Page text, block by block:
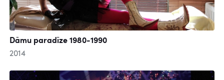
Dāmu paradīze 1980-1990
2014